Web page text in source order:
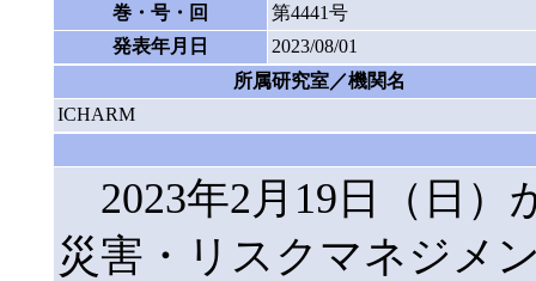
巻・号・回
第4441号
発表年月日
2023/08/01
所属研究室／機関名
ICHARM
2023年2月19日（日）
災害・リスクマネジメ